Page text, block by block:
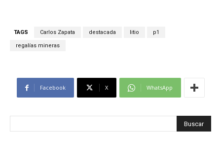
TAGS Carlos Zapata destacada litio p1
regalías mineras
Facebook X WhatsApp